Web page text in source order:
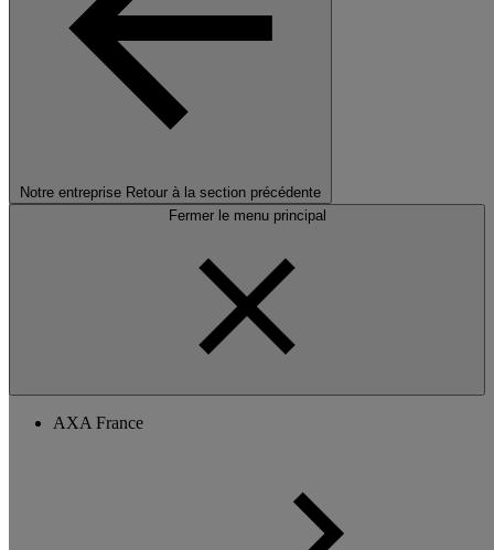
Notre entreprise Retour à la section précédente
Fermer le menu principal
AXA France